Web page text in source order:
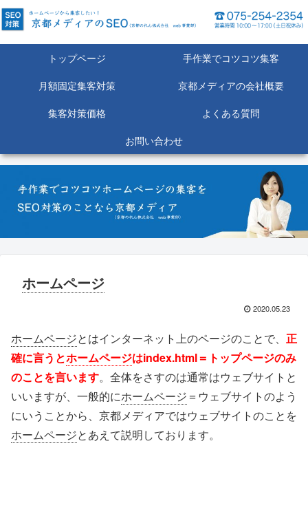
トップページ
手作業でコツコツ集客
月額固定集客対策
京都メディアの会社概要
集客対策価格
よくある質問
お問い合わせ
ホームページ
2020.05.23
ホームページとはインターネット上のページのことで、 正
確に言うとホームページはindex.html＝トップページのみ
のことを言います。全体をさすのは通常はウェブサイトと
いいますが、一般的にホームページ ＝ウェブサイトのよう
にいうことから、京都メディアではウェブサイトのことを
ホームページとあえて説明しております。